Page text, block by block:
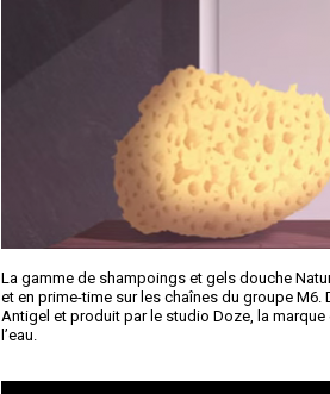
La gamme de shampoings et gels douche
et en prime-time sur les chaînes du groupe M6.
Antigel et produit par le studio Doze, la
l’eau.